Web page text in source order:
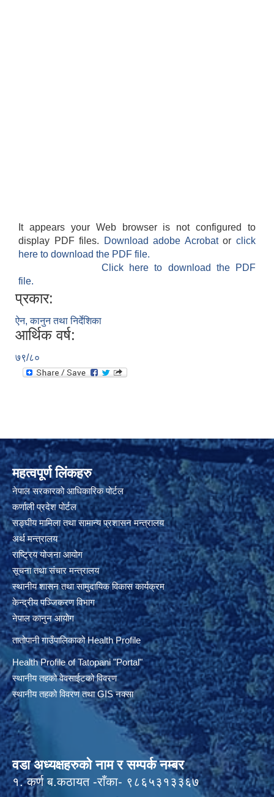
It appears your Web browser is not configured to
display PDF files.
Download adobe Acrobatorclick
here to download the PDF file.
Click here to download the PDF
file.
प्रकार:
ऐन, कानुन तथा निर्देशिका
आर्थिक वर्ष:
७९/८०
महत्वपूर्ण लिंकहरु
नेपाल सरकारको आधिकारिक पोर्टल
कर्णाली प्रदेश पोर्टल
सङ्घीय मामिला तथा सामान्य प्रशासन मन्त्रालय
अर्थ मन्त्रालय
राष्ट्रिय योजना आयोग
सूचना तथा संचार मन्त्रालय
स्थानीय शासन तथा सामुदायिक विकास कार्यक्रम
केन्द्रीय पञ्जिकरण विभाग
नेपाल कानुन आयोग
तातोपानी गाउँपालिकाको Health Profile
Health Profile of Tatopani"Portal"
स्थानीय तहको वेवसाईटको विवरण
स्थानीय तहको विवरण तथा GIS नक्सा
वडा अध्यक्षहरुको नाम र सम्पर्क नम्बर
१. कर्ण ब.कठायत -राँका- ९८६५३१३३६७